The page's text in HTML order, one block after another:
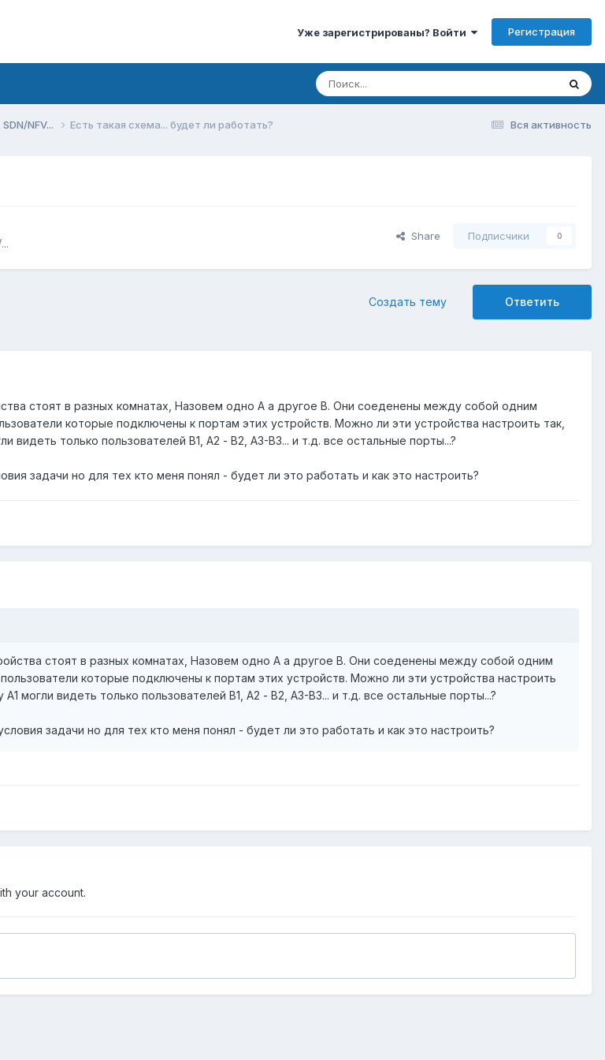
Уже зарегистрированы? Войти Регистрация
Вся активность
NFV... Есть такая схема... будет ли работать?
Share Подписчики 0
Ответить
Создать тему
стоят в разных комнатах, Назовем одно А а другое В. Они соеденены между собой одним
которые подключены к портам этих устройств. Можно ли эти устройства настроить так,
видеть только пользователей В1, А2 - В2, А3-В3... и т.д. все остальные порты...?
задачи но для тех кто меня понял - будет ли это работать и как это настроить?
стоят в разных комнатах, Назовем одно А а другое В. Они соеденены между собой одним
которые подключены к портам этих устройств. Можно ли эти устройства настроить
могли видеть только пользователей В1, А2 - В2, А3-В3... и т.д. все остальные порты...?
задачи но для тех кто меня понял - будет ли это работать и как это настроить?
your account.